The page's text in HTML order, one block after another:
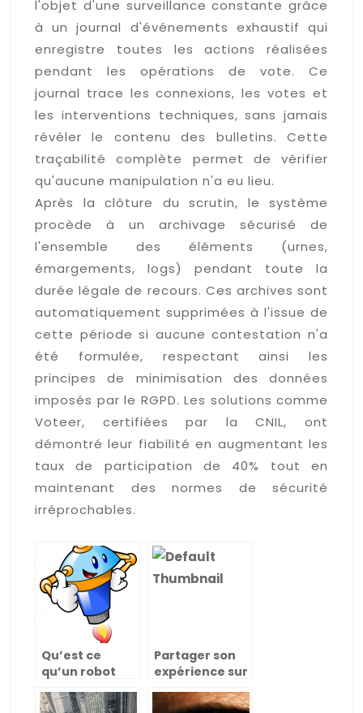
l'objet d'une surveillance constante grâce
à un journal d'événements exhaustif qui
enregistre toutes les actions réalisées
pendant les opérations de vote. Ce
journal trace les connexions, les votes et
les interventions techniques, sans jamais
révéler le contenu des bulletins. Cette
traçabilité complète permet de vérifier
qu'aucune manipulation n'a eu lieu.
Après la clôture du scrutin, le système
procède à un archivage sécurisé de
l'ensemble des éléments (urnes,
émargements, logs) pendant toute la
durée légale de recours. Ces archives sont
automatiquement supprimées à l'issue de
cette période si aucune contestation n'a
été formulée, respectant ainsi les
principes de minimisation des données
imposés par le RGPD. Les solutions comme
Voteer, certifiées par la CNIL, ont
démontré leur fiabilité en augmentant les
taux de participation de 40% tout en
maintenant des normes de sécurité
irréprochables.
Qu’est ce
qu’un robot
ligne ?
Partager son
expérience sur